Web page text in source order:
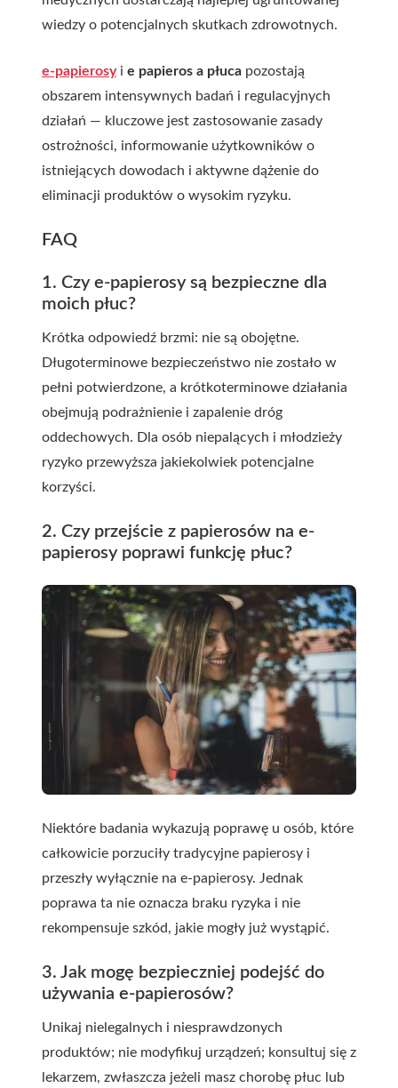
wiedzy o potencjalnych skutkach zdrowotnych.
e-papierosyi e papieros a płuca pozostają
obszarem intensywnych badań i regulacyjnych
działań — kluczowe jest zastosowanie zasady
ostrożności, informowanie użytkowników o
istniejących dowodach i aktywne dążenie do
eliminacji produktów o wysokim ryzyku.
FAQ
1. Czy e-papierosy są bezpieczne dla
moich płuc?
Krótka odpowiedź brzmi: nie są obojętne.
Długoterminowe bezpieczeństwo nie zostało w
pełni potwierdzone, a krótkoterminowe działania
obejmują podrażnienie i zapalenie dróg
oddechowych. Dla osób niepalących i młodzieży
ryzyko przewyższa jakiekolwiek potencjalne
korzyści.
2. Czy przejście z papierosów na e-
papierosy poprawi funkcję płuc?
Niektóre badania wykazują poprawę u osób, które
całkowicie porzuciły tradycyjne papierosy i
przeszły wyłącznie na e-papierosy. Jednak
poprawa ta nie oznacza braku ryzyka i nie
rekompensuje szkód, jakie mogły już wystąpić.
3. Jak mogę bezpieczniej podejść do
używania e-papierosów?
Unikaj nielegalnych i niesprawdzonych
produktów; nie modyfikuj urządzeń; konsultuj się z
lekarzem, zwłaszcza jeżeli masz chorobę płuc lub